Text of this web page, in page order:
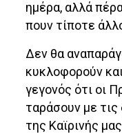
ημέρα, αλλά
πουν τίποτε
Δεν θα
κυκλοφορούν
γεγονός ότι οι
ταράσουν με τις
της Καϊρινής